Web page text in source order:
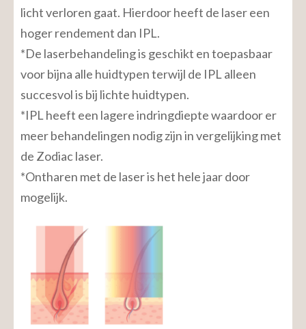
licht verloren gaat. Hierdoor heeft de laser een
hoger rendement dan IPL.
*De laserbehandeling is geschikt en toepasbaar
voor bijna alle huidtypen terwijl de IPL alleen
succesvol is bij lichte huidtypen.
*IPL heeft een lagere indringdiepte waardoor er
meer behandelingen nodig zijn in vergelijking met
de Zodiac laser.
*Ontharen met de laser is het hele jaar door
mogelijk.